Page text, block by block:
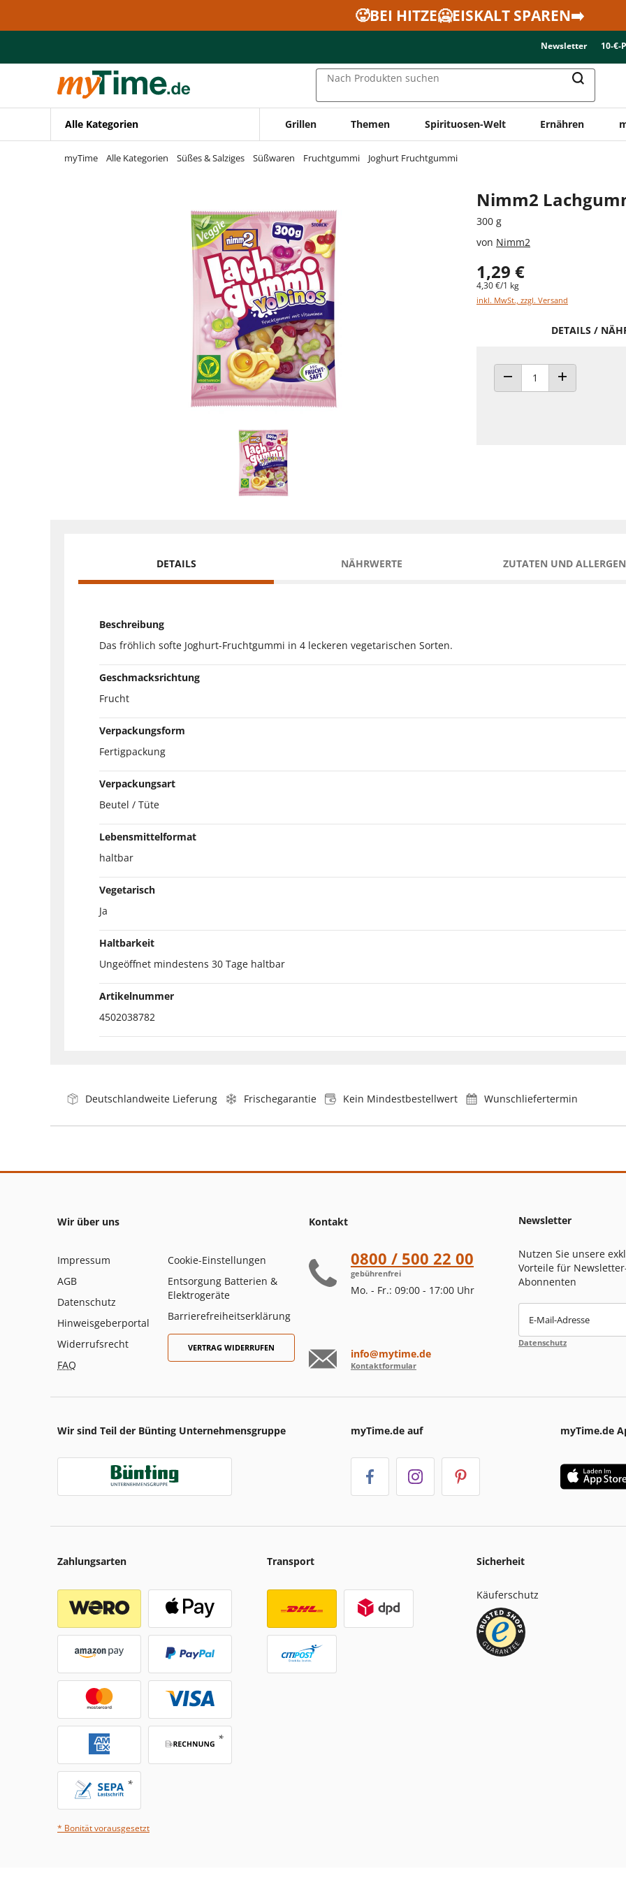
Zur Navigation springen
🥵BEI HITZE🥶EISKALT SPAREN➡️
Newsletter 10-€-
Nach Produkten suchen
Alle Kategorien Grillen Themen Spirituosen-Welt Ernähren
myTime Alle Kategorien Süßes & Salziges Süßwaren Fruchtgummi Joghurt Fruchtgummi
Nimm2
300 g
von Nimm2
1,29 €
4,30 €/1 kg
inkl. MwSt., zzgl. Versand
DETAILS /
ANZAHL VERRINGERN
ANZAHL
DETAILS NÄHRWERTE ZUTATEN UND
Beschreibung
Das fröhlich softe Joghurt-Fruchtgummi in 4 leckeren vegetarischen Sorten.
Geschmacksrichtung
Frucht
Verpackungsform
Fertigpackung
Verpackungsart
Beutel / Tüte
Lebensmittelformat
haltbar
Vegetarisch
Ja
Haltbarkeit
Ungeöffnet mindestens 30 Tage haltbar
Artikelnummer
4502038782
Deutschlandweite Lieferung Frischegarantie Kein Mindestbestellwert Wunschliefertermin
Wir über uns
Impressum
AGB
Datenschutz
Hinweisgeberportal
Widerrufsrecht
FAQ
Cookie-Einstellungen
Entsorgung Batterien &
Elektrogeräte
Barrierefreiheitserklärung
VERTRAG WIDERRUFEN
Kontakt
0800 / 500 22 00
gebührenfrei
Mo. - Fr.: 09:00 - 17:00 Uhr
info@mytime.de
Kontaktformular
Newsletter
Nutzen Sie unsere
Vorteile für
Abonnenten
E-Mail-Adresse
Datenschutz
Wir sind Teil der Bünting Unternehmensgruppe myTime.de auf myTime.de
Zahlungsarten
* Bonität vorausgesetzt
Transport Sicherheit
Käuferschutz